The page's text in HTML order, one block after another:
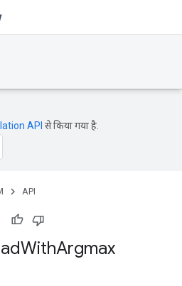
API से किया गया है.
API
WithArgmax